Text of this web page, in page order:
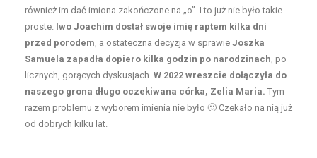
również im dać imiona zakończone na „o”. I to już nie było takie
proste. Iwo Joachim dostał swoje imię raptem kilka dni
przed porodem, a ostateczna decyzja w sprawie Joszka
Samuela zapadła dopiero kilka godzin po narodzinach, po
licznych, gorących dyskusjach. W 2022 wreszcie dołączyła do
naszego grona długo oczekiwana córka, Zelia Maria. Tym
razem problemu z wyborem imienia nie było 🙂 Czekało na nią już
od dobrych kilku lat.